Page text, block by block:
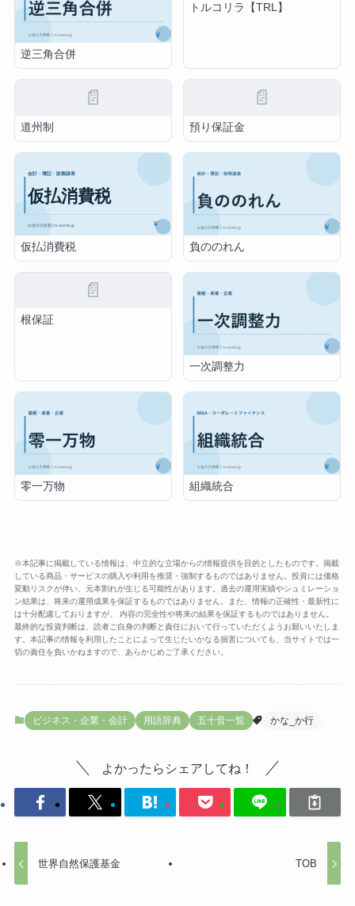
逆三角合併
トルコリラ【TRL】
📄
道州制
📄
預り保証金
仮払消費税 負ののれん
📄
根保証
一次調整力
零一万物 組織統合
※本記事に掲載している情報は、中立的な立場からの情報提供を目的としたものです。掲載
している商品・サービスの購入や利用を推奨・強制するものではありません。投資には価格
変動リスクが伴い、元本割れが生じる可能性があります。過去の運用実績やシュミレーショ
ン結果は、将来の運用成果を保証するものではありません。また、情報の正確性・最新性に
は十分配慮しておりますが、 内容の完全性や将来の結果を保証するものではありません。
最終的な投資判断は、読者ご自身の判断と責任において行っていただくようお願いいたしま
す。本記事の情報を利用したことによって生じたいかなる損害についても、当サイトでは一
切の責任を負いかねますので、あらかじめご了承ください。
ビジネス・企業・会計 用語辞典 五十音一覧 かな_か行
よかったらシェアしてね！
世界自然保護基金 TOB